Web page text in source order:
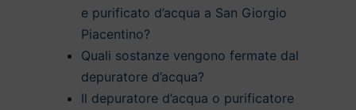
e purificato d’acqua a San Giorgio
Piacentino?
Quali sostanze vengono fermate dal
depuratore d’acqua?
Il depuratore d’acqua o purificatore